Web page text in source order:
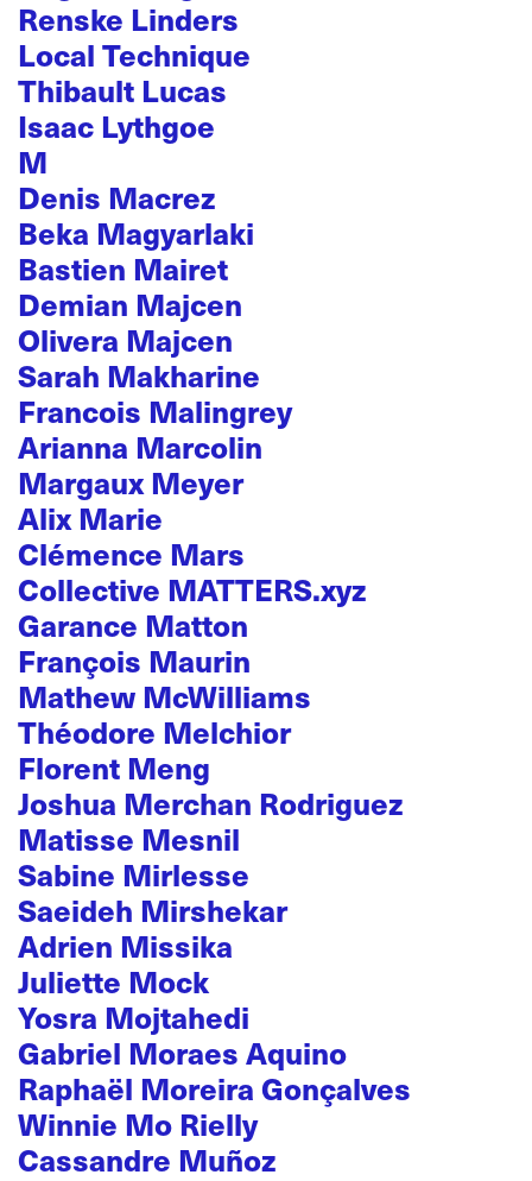
Renske Linders
Local Technique
Thibault Lucas
Isaac Lythgoe
M
Denis Macrez
Beka Magyarlaki
Bastien Mairet
Demian Majcen
Olivera Majcen
Sarah Makharine
Francois Malingrey
Arianna Marcolin
Margaux Meyer
Alix Marie
Clémence Mars
Collective MATTERS.xyz
Garance Matton
François Maurin
Mathew McWilliams
Théodore Melchior
Florent Meng
Joshua Merchan Rodriguez
Matisse Mesnil
Sabine Mirlesse
Saeideh Mirshekar
Adrien Missika
Juliette Mock
Yosra Mojtahedi
Gabriel Moraes Aquino
Raphaël Moreira Gonçalves
Winnie Mo Rielly
Cassandre Muñoz